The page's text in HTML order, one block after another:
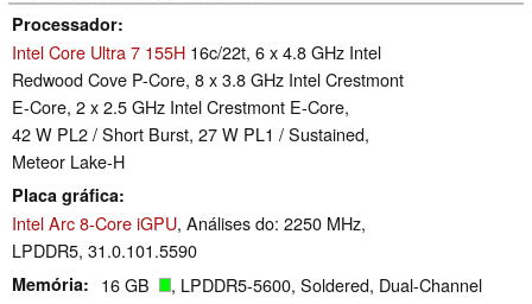
Processador
Intel Core Ultra 7 155H 16c/22t, 6 x 4.8 GHz Intel
Redwood Cove P-Core, 8 x 3.8 GHz Intel Crestmont
E-Core, 2 x 2.5 GHz Intel Crestmont E-Core,
42 W PL2 / Short Burst, 27 W PL1 / Sustained,
Meteor Lake-H
Placa gráfica
Intel Arc 8-Core iGPU, Análises do: 2250 MHz,
LPDDR5, 31.0.101.5590
Memória 16 GB , LPDDR5-5600, Soldered, Dual-Channel